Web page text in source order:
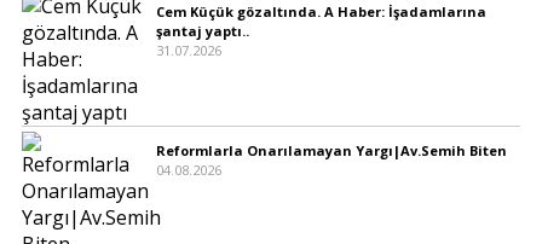
Cem Küçük gözaltında. A Haber: İşadamlarına
şantaj yaptı..
31.07.2026
Reformlarla Onarılamayan Yargı|Av.Semih Biten
04.08.2026